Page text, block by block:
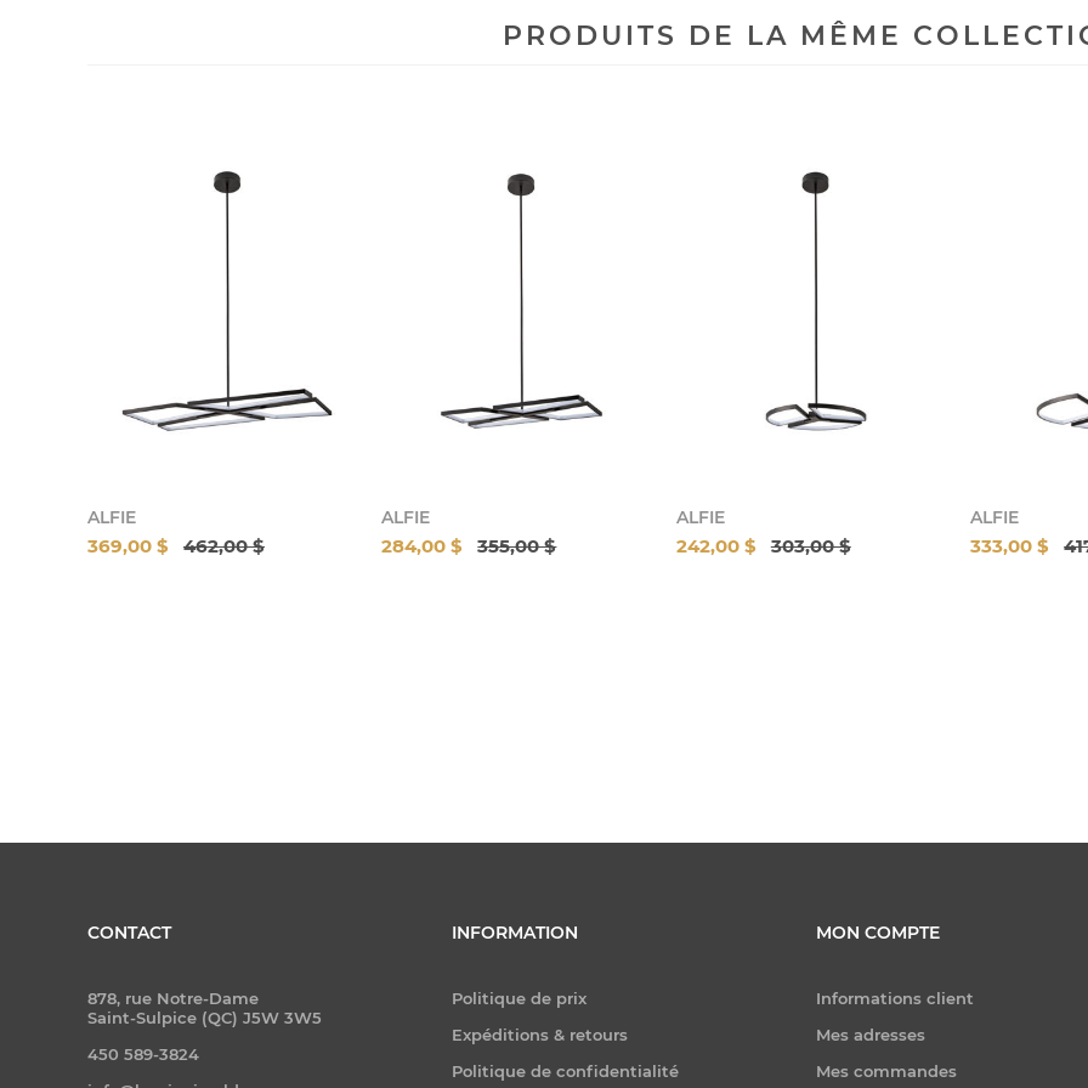
PRODUITS DE LA MÊME
ALFIE
369,00 $ 462,00 $
ALFIE
284,00 $ 355,00 $
ALFIE
242,00 $ 303,00 $
ALFIE
333,00 $
CONTACT
878, rue Notre-Dame
Saint-Sulpice (QC) J5W 3W5
450 589-3824
INFORMATION
Politique de prix
Expéditions & retours
Politique de confidentialité
MON COMPTE
Informations client
Mes adresses
Mes commandes